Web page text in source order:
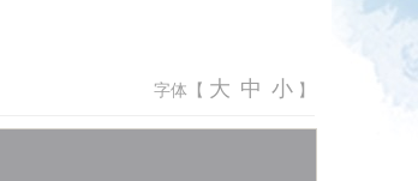
字体【 大 中 小 】